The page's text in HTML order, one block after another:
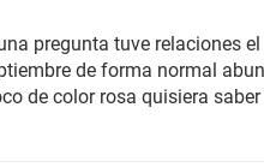
pregunta tuve relaciones
de forma normal
de color rosa quisiera